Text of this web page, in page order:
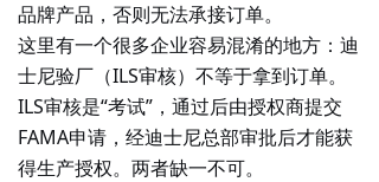
品牌产品，否则无法承接订单。
这里有一个很多企业容易混淆的地方：迪
士尼验厂（ILS审核）不等于拿到订单。
ILS审核是“考试”，通过后由授权商提交
FAMA申请，经迪士尼总部审批后才能获
得生产授权。两者缺一不可。